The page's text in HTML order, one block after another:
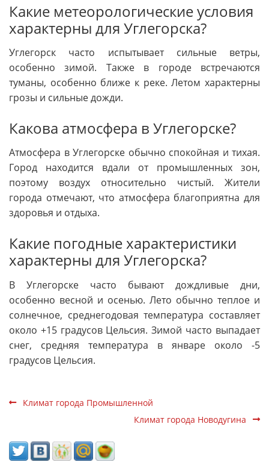
Какие метеорологические условия
характерны для Углегорска?
Углегорск часто испытывает сильные ветры,
особенно зимой. Также в городе встречаются
туманы, особенно ближе к реке. Летом характерны
грозы и сильные дожди.
Какова атмосфера в Углегорске?
Атмосфера в Углегорске обычно спокойная и тихая.
Город находится вдали от промышленных зон,
поэтому воздух относительно чистый. Жители
города отмечают, что атмосфера благоприятна для
здоровья и отдыха.
Какие погодные характеристики
характерны для Углегорска?
В Углегорске часто бывают дождливые дни,
особенно весной и осенью. Лето обычно теплое и
солнечное, среднегодовая температура составляет
около +15 градусов Цельсия. Зимой часто выпадает
снег, средняя температура в январе около -5
градусов Цельсия.
Климат города Промышленной
Климат города Новодугина